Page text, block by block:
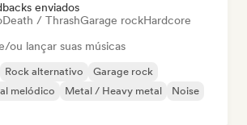
enviados
Death / ThrashGarage rockHardcore
ou lançar suas músicas
Rock alternativo
Garage rock
melódico Metal / Heavy metal
Noise